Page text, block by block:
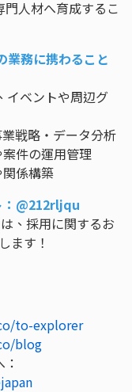
人材へ育成するこ
業務に携わること
イベントや周辺グ
戦略・データ分析
件の運用管理
係構築
：@212rljqu
、採用に関するお
ます！
to-explorer
blog